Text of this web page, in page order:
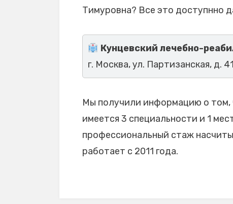
Тимуровна? Все это доступнно
Кунцевский лечебно-
г. Москва, ул. Партизанская, д. 41
Мы получили информацию о том,
имеется 3 специальности и 1
профессиональный стаж
работает с 2011 года.